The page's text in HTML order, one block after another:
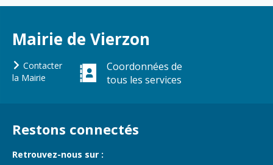
Refuge canin
Marchés
Économie et
commerce
Réseau de
Mairie de Vierzon
Contacter
la Mairie
Coordonnées de
tous les services
Restons connectés
Retrouvez-nous sur :